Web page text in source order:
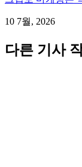
10 7월, 2026
다른 기사